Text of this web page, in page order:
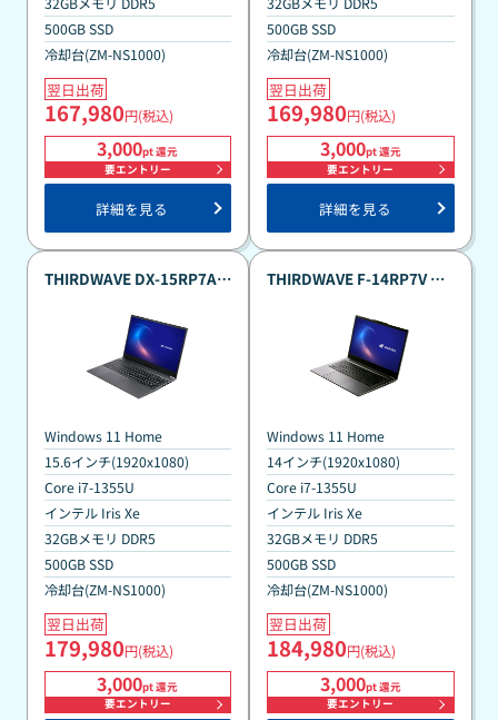
500GB SSD
冷却台(ZM-NS1000)
翌日出荷
167,980円(税込)
3,000pt 還元
要エントリー
詳細を見る
500GB SSD
冷却台(ZM-NS1000)
翌日出荷
169,980円(税込)
3,000pt 還元
要エントリー
詳細を見る
THIRDWAVE DX-15RP7A
ント還元祭カスタマイズモ
Windows 11 Home
15.6インチ(1920x1080)
Core i7-1355U
インテル Iris Xe
32GBメモリ DDR5
500GB SSD
冷却台(ZM-NS1000)
翌日出荷
179,980円(税込)
3,000pt 還元
要エントリー
THIRDWAVE F-14RP7V メ
ト還元祭カスタマイズモデ
Windows 11 Home
14インチ(1920x1080)
Core i7-1355U
インテル Iris Xe
32GBメモリ DDR5
500GB SSD
冷却台(ZM-NS1000)
翌日出荷
184,980円(税込)
3,000pt 還元
要エントリー